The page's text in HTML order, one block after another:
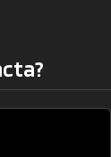
de agua